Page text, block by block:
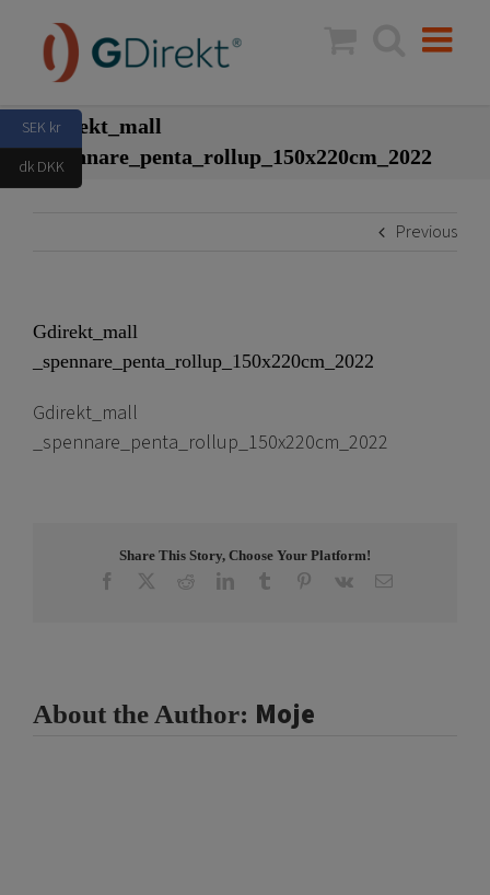
content
Gdirekt_mall
_spennare_penta_rollup_150x220cm_2022
Previous
Gdirekt_mall
_spennare_penta_rollup_150x220cm_2022
Gdirekt_mall
_spennare_penta_rollup_150x220cm_2022
Share This Story, Choose Your Platform!
Facebook RedditLinkedInTumblr Pinterest
Vk Email
About the Author: Moje
SEK kr
dk DKK